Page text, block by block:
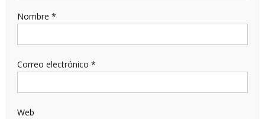
Nombre *
Correo electrónico *
Web